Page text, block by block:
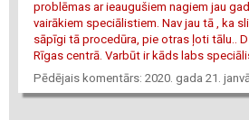
problēmas ar ieaugušiem nagiem jau
vairākiem speciālistiem. Nav jau tā , ka
sāpīgi tā procedūra, pie otras ļoti tālu..
Rīgas centrā. Varbūt ir kāds labs
Pēdējais komentārs: 2020. gada 21.